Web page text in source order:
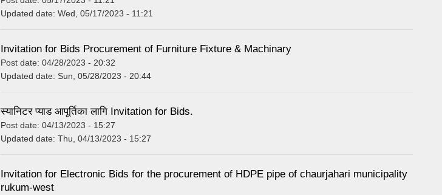
Updated date: Wed, 05/17/2023 - 11:21
Invitation for Bids Procurement of Furniture Fixture & Machinary
Post date: 04/28/2023 - 20:32
Updated date: Sun, 05/28/2023 - 20:44
स्यानिटर प्याड आपूर्तिका लागि Invitation for Bids.
Post date: 04/13/2023 - 15:27
Updated date: Thu, 04/13/2023 - 15:27
Invitation for Electronic Bids for the procurement of HDPE pipe of chaurjahari municipality
rukum-west